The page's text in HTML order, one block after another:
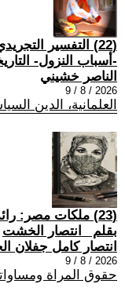
(22) التفسير
-أسباب النزول-
الناصر خشيني
2026 / 8 / 9
العلمانية، الدين
(23) ملكات مصر:
بقلم _انتصار الخشت
انتصار كامل جفلان
2026 / 8 / 9
حقوق المراة